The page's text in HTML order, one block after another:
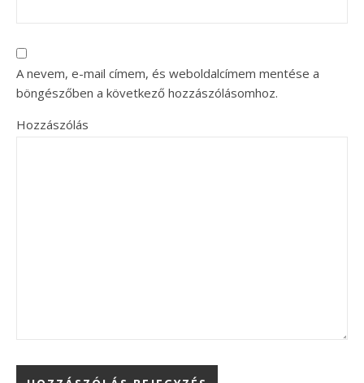
A nevem, e-mail címem, és weboldalcímem mentése a
böngészőben a következő hozzászólásomhoz.
Hozzászólás